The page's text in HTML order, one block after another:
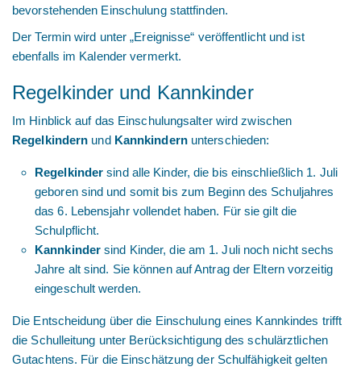
bevorstehenden Einschulung stattfinden.
Der Termin wird unter „Ereignisse“ veröffentlicht und ist
ebenfalls im Kalender vermerkt.
Regelkinder und Kannkinder
Im Hinblick auf das Einschulungsalter wird zwischen
Regelkindern und Kannkindernunterschieden:
Regelkinder sind alle Kinder, die bis einschließlich 1. Juli
geboren sind und somit bis zum Beginn des Schuljahres
das 6. Lebensjahr vollendet haben. Für sie gilt die
Schulpflicht.
Kannkinder sind Kinder, die am 1. Juli noch nicht sechs
Jahre alt sind. Sie können auf Antrag der Eltern vorzeitig
eingeschult werden.
Die Entscheidung über die Einschulung eines Kannkindes trifft
die Schulleitung unter Berücksichtigung des schulärztlichen
Gutachtens. Für die Einschätzung der Schulfähigkeit gelten